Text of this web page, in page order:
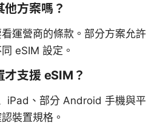
他方案嗎？
運營商的條款。部分方案允許
eSIM 設定。
才支援 eSIM？
iPad、部分 Android 手機與平
裝置規格。